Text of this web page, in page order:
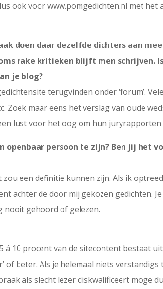
ook voor www.pomgedichten.nl met het
doen daar dezelfde dichters aan
rake kritieken blijft men schrijven.
je blog?
terugvinden onder ‘forum’.
Zoek maar eens het verslag van oude
lust voor het oog om hun juryrapporten
persoon te zijn? Ben jij het
een definitie kunnen zijn. Als ik
achter de door mij gekozen gedichten.
nooit gehoord of gelezen.
á 10 procent van de sitecontent bestaat
of beter. Als je helemaal niets verstandigs
als slecht lezer diskwalificeert moge